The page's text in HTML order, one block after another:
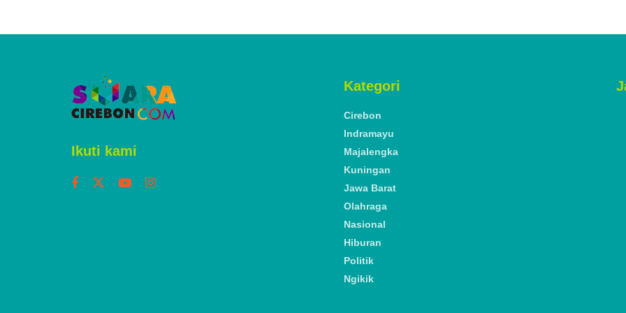
Ikuti kami
Kategori
Cirebon
Indramayu
Majalengka
Kuningan
Jawa Barat
Olahraga
Nasional
Hiburan
Politik
Ngikik